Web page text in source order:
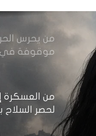
من يحرس
موقوفة في
من العسكرة
لحصر السلاح